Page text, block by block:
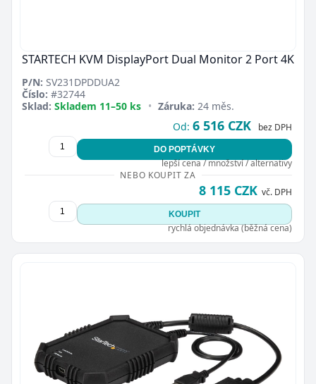
STARTECH KVM DisplayPort Dual Monitor 2 Port 4K
P/N: SV231DPDDUA2
Číslo: #32744
Sklad: Skladem 11–50 ks • Záruka: 24 měs.
Od: 6 516 CZK bez DPH
DO POPTÁVKY
lepší cena / množství / alternativy
NEBO KOUPIT ZA
8 115 CZK vč. DPH
KOUPIT
rychlá objednávka (běžná cena)